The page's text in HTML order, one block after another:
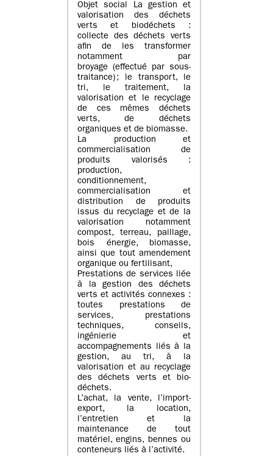
Objet social La gestion et
valorisation des déchets
verts et biodéchets :
collecte des déchets verts
afin de les transformer
notamment par
broyage (effectué par sous-
traitance) ; le transport, le
tri, le traitement, la
valorisation et le recyclage
de ces mêmes déchets
verts, de déchets
organiques et de biomasse.
La production et
commercialisation de
produits valorisés :
production,
conditionnement,
commercialisation et
distribution de produits
issus du recyclage et de la
valorisation notamment
compost, terreau, paillage,
bois énergie, biomasse,
ainsi que tout amendement
organique ou fertilisant,
Prestations de services liée
à la gestion des déchets
verts et activités connexes :
toutes prestations de
services, prestations
techniques, conseils,
ingénierie et
accompagnements liés à la
gestion, au tri, à la
valorisation et au recyclage
des déchets verts et bio-
déchets.
L’achat, la vente, l’import-
export, la location,
l’entretien et la
maintenance de tout
matériel, engins, bennes ou
conteneurs liés à l’activité.